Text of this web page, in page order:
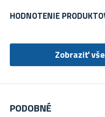
PODOBNÉ
HODNOTENIE
Zobraziť